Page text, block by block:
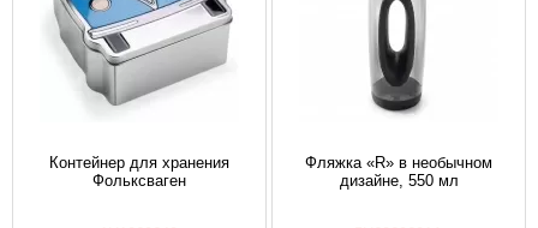
Контейнер для хранения
Фольксваген
Фляжка «R» в необычном
дизайне, 550 мл